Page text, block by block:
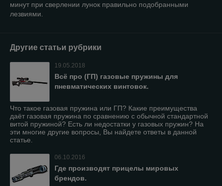
минут при сверлении лунок правильно подобранными
лезвиями.
Другие статьи рубрики
19.05.2018
Всё про (ГП) газовые пружины для
пневматических винтовок.
Что такое газовая пружина или ГП? Какие преимущества
даёт газовая пружина по сравнению с обычной стандартной
витой пружиной? Есть ли недостатки у газовых пружин? На
эти многие другие вопросы, Вы найдете ответы в данной
статье.
06.10.2016
Где производят прицелы мировых
брендов.